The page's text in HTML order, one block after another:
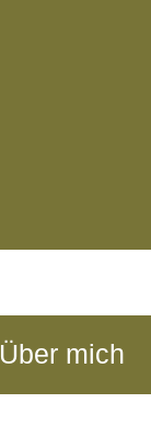
Über mich